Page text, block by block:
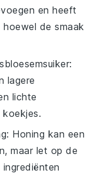
en heeft
de smaak
:
lagere
lichte
koekjes.
: Honing kan een
maar let op de